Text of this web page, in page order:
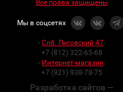
Все права защищены
Мы в соцсетях
- Спб. Лиговский 47:
+7 (812) 322-65-68
- Интернет-магазин:
+7 (921) 938-78-75
Разработка сайтов —